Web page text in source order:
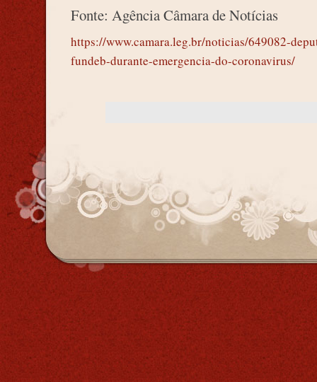
Fonte: Agência Câmara de Notícias
https://www.camara.leg.br/noticias/649082-
fundeb-durante-emergencia-do-coronavirus/